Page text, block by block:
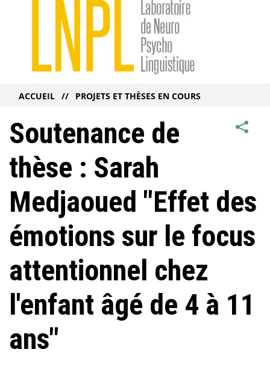
ACCUEIL PROJETS ET THÈSES EN COURS
Soutenance de
thèse : Sarah
Medjaoued "Effet des
émotions sur le focus
attentionnel chez
l'enfant âgé de 4 à 11
ans"